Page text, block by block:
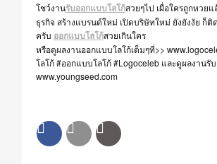
โชว์งานรับออกแบบโลโก้สวยๆไป เผื่อใครถูกหวย
ธุรกิจ สร้างแบรนด์ใหม่ เปิดบริษัทใหม่ ยังยังงัย ก็ติ
ครับ ออกแบบโลโก้สวยเกินใคร
หรือดูผลงานออกแบบโลโก้เต็มๆที่>>
โลโก้‬ ‪#‎ออกแบบโลโก้‬ ‪#‎Logoceleb‬ และดูผลงานรั
www.youngseed.com